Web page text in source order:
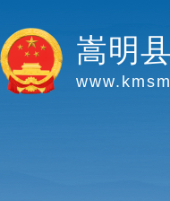
嵩明